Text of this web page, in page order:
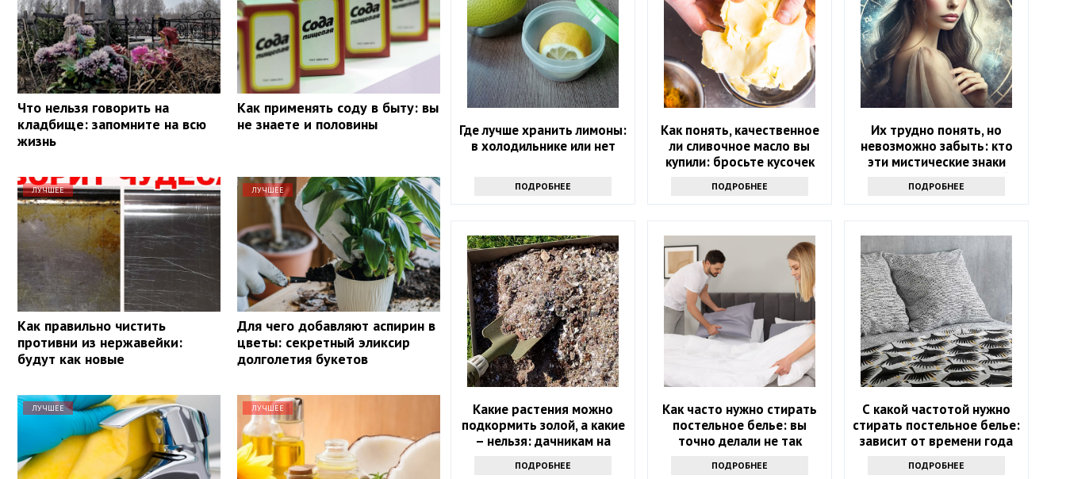
Что нельзя говорить на
кладбище: запомните на всю
жизнь
Как применять соду в быту: вы
не знаете и половины
ЛУЧШЕЕ
Как правильно чистить
противни из нержавейки:
будут как новые
ЛУЧШЕЕ
Для чего добавляют аспирин в
цветы: секретный эликсир
долголетия букетов
ЛУЧШЕЕ ЛУЧШЕЕ
Где лучше хранить лимоны:
в холодильнике или нет
ПОДРОБНЕЕ
Как понять, качественное
ли сливочное масло вы
купили: бросьте кусочек
ПОДРОБНЕЕ
Их трудно понять, но
невозможно забыть: кто
эти мистические знаки
зодиака — хранители тайн
ПОДРОБНЕЕ
Какие растения можно
подкормить золой, а какие
– нельзя: дачникам на
ПОДРОБНЕЕ
Как часто нужно стирать
постельное белье: вы
точно делали не так
ПОДРОБНЕЕ
С какой частотой нужно
стирать постельное белье:
зависит от времени года
ПОДРОБНЕЕ